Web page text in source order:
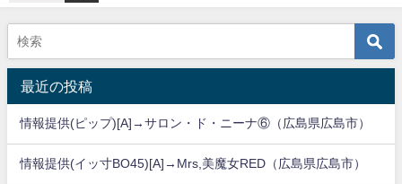
最近の投稿
情報提供(ピップ)[A]→サロン・ド・ニーナ⑥（広島県広島市）
情報提供(イッ寸BO45)[A]→Mrs,美魔女RED（広島県広島市）